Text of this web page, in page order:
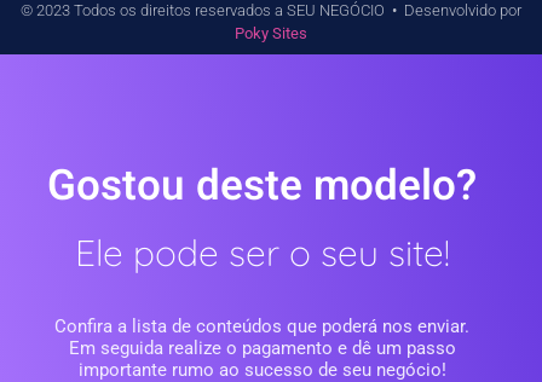
© 2023 Todos os direitos reservados a SEU NEGÓCIO • Desenvolvido por
Poky Sites
Gostou deste modelo?
Ele pode ser o seu site!
Confira a lista de conteúdos que poderá nos enviar.
Em seguida realize o pagamento e dê um passo
importante rumo ao sucesso de seu negócio!